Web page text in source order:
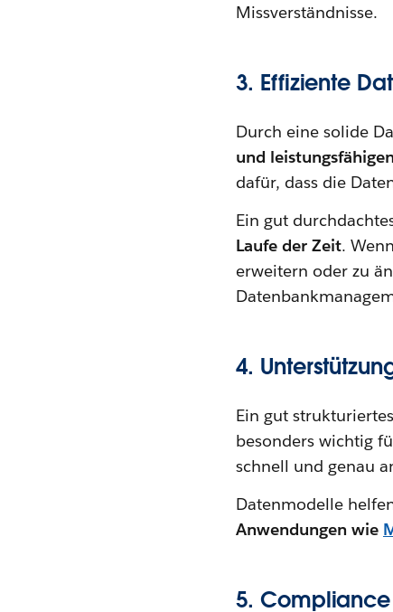
Missverständnisse.
3. Effiziente
Durch eine solide
und
dafür, dass die
Ein gut
Laufe der Zeit.
erweitern oder zu
4.
Ein gut
besonders wichtig
schnell und genau
Datenmodelle
Anwendungen wie
5.